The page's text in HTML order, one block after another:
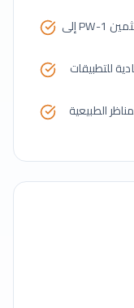
نموذج استخدام المياه الكلي لنقاط الماء الثمين PW-1 إلى
للتطبيقات
الطبيعية